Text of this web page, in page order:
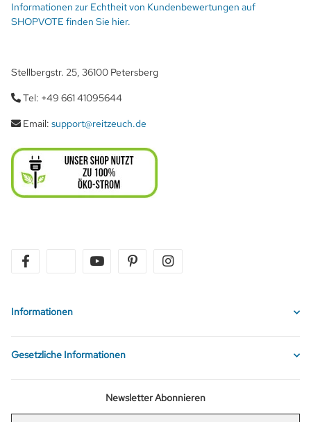
Informationen zur Echtheit von Kundenbewertungen auf
SHOPVOTE finden Sie hier.
Stellbergstr. 25, 36100 Petersberg
Tel: +49 661 41095644
Email: support@reitzeuch.de
twitter youtube pinterest
Informationen
Gesetzliche Informationen
Newsletter Abonnieren